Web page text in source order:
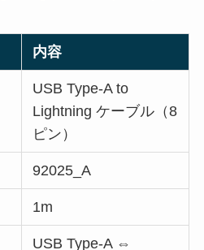
内容
USB Type-A to
Lightning ケーブル（8
ピン）
92025_A
1m
USB Type-A ⇔